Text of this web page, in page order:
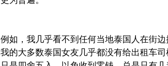
例如，我几乎看不到任何当地泰国人在街
我的大多数泰国女友几乎都没有给出租车